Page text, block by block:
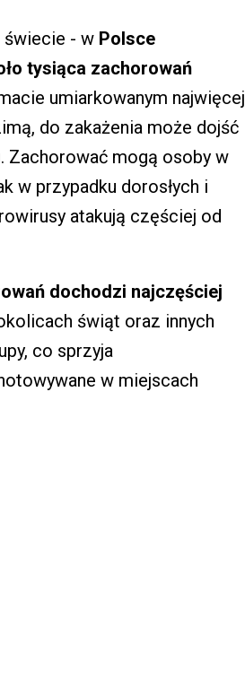
świecie - w Polsce
tysiąca zachorowań
umiarkowanym najwięcej
do zakażenia może dojść
Zachorować mogą osoby w
w przypadku dorosłych i
atakują częściej od
dochodzi najczęściej
świąt oraz innych
co sprzyja
w miejscach